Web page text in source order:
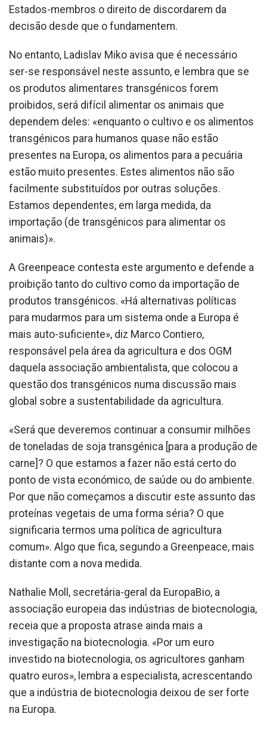
Estados-membros o direito de discordarem da
decisão desde que o fundamentem.
No entanto, Ladislav Miko avisa que é necessário
ser-se responsável neste assunto, e lembra que se
os produtos alimentares transgénicos forem
proibidos, será difícil alimentar os animais que
dependem deles: «enquanto o cultivo e os alimentos
transgénicos para humanos quase não estão
presentes na Europa, os alimentos para a pecuária
estão muito presentes. Estes alimentos não são
facilmente substituídos por outras soluções.
Estamos dependentes, em larga medida, da
importação (de transgénicos para alimentar os
animais)».
A Greenpeace contesta este argumento e defende a
proibição tanto do cultivo como da importação de
produtos transgénicos. «Há alternativas políticas
para mudarmos para um sistema onde a Europa é
mais auto-suficiente», diz Marco Contiero,
responsável pela área da agricultura e dos OGM
daquela associação ambientalista, que colocou a
questão dos transgénicos numa discussão mais
global sobre a sustentabilidade da agricultura.
«Será que deveremos continuar a consumir milhões
de toneladas de soja transgénica [para a produção de
carne]? O que estamos a fazer não está certo do
ponto de vista económico, de saúde ou do ambiente.
Por que não começamos a discutir este assunto das
proteínas vegetais de uma forma séria? O que
significaria termos uma política de agricultura
comum». Algo que fica, segundo a Greenpeace, mais
distante com a nova medida.
Nathalie Moll, secretária-geral da EuropaBio, a
associação europeia das indústrias de biotecnologia,
receia que a proposta atrase ainda mais a
investigação na biotecnologia. «Por um euro
investido na biotecnologia, os agricultores ganham
quatro euros», lembra a especialista, acrescentando
que a indústria de biotecnologia deixou de ser forte
na Europa.